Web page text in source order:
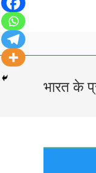
भारत के